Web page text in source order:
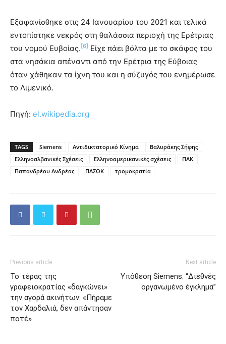
Εξαφανίσθηκε στις 24 Ιανουαρίου του 2021 και τελικά
εντοπίστηκε νεκρός στη θαλάσσια περιοχή της Ερέτριας
του νομού Ευβοίας. [6] Είχε πάει βόλτα με το σκάφος του
στα νησάκια απέναντι από την Ερέτρια της Εύβοιας
όταν χάθηκαν τα ίχνη του και η σύζυγός του ενημέρωσε
το Λιμενικό.
Πηγή: el.wikipedia.org
TAGS Siemens Αντιδικτατορικό Κίνημα
Βαλυράκης Σήφης
Ελληνοαλβανικές Σχέσεις
Ελληνοαμερικανικές σχέσεις
ΠΑΚ
Παπανδρέου Ανδρέας
ΠΑΣΟΚ τρομοκρατία
Previous article
Το τέρας της
γραφειοκρατίας «δαγκώνει»
την αγορά ακινήτων: «Πήραμε
τον Χαρδαλιά, δεν απάντησαν
ποτέ»
Next article
Υπόθεση Siemens: “Διεθνές
οργανωμένο έγκλημα”